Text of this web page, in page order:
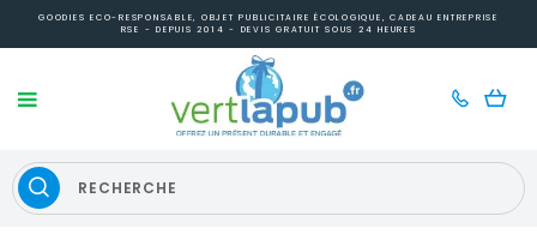
GOODIES ECO-RESPONSABLE, OBJET PUBLICITAIRE ÉCOLOGIQUE, CADEAU ENTREPRISE
RSE - DEPUIS 2014 - DEVIS GRATUIT SOUS 24 HEURES